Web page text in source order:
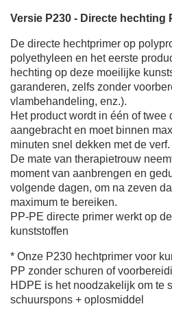
Versie P230 - Directe hechting
De directe hechtprimer op
polyethyleen en het eerste
hechting op deze moeilijke
garanderen, zelfs zonder
vlambehandeling, enz.).
Het product wordt in één of twee
aangebracht en moet binnen
minuten snel dekken met de verf.
De mate van therapietrouw
moment van aanbrengen en
volgende dagen, om na zeven
maximum te bereiken.
PP-PE directe primer werkt op
kunststoffen
* Onze P230 hechtprimer voor
PP zonder schuren of
HDPE is het noodzakelijk om te
schuurspons + oplosmiddel